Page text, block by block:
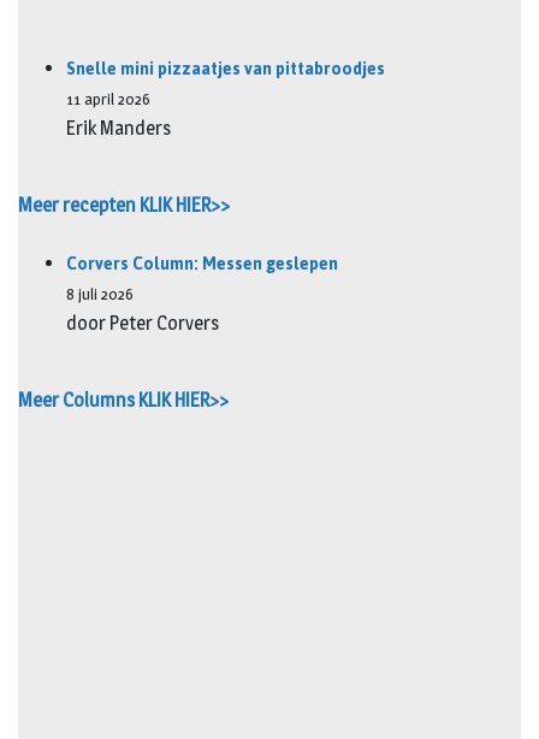
Snelle mini pizzaatjes van pittabroodjes
11 april 2026
Erik Manders
Meer recepten KLIK HIER>>
Corvers Column: Messen geslepen
8 juli 2026
door Peter Corvers
Meer Columns KLIK HIER>>